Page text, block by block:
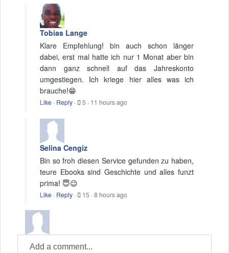
Tobias Lange
Klare Empfehlung! bin auch schon länger
dabei, erst mal hatte ich nur 1 Monat aber bin
dann ganz schnell auf das Jahreskonto
umgestiegen. Ich kriege hier alles was ich
brauche!😁
Like · Reply · 5 · 11 hours ago
Selina Cengiz
Bin so froh diesen Service gefunden zu haben,
teure Ebooks sind Geschichte und alles funzt
prima! 😇😉
Like · Reply · 15 ·8 hours ago